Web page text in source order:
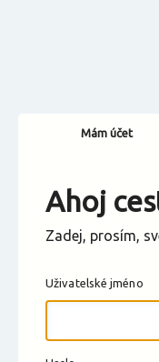
Mám účet
Ahoj
Zadej, prosím,
Uživatelské jméno